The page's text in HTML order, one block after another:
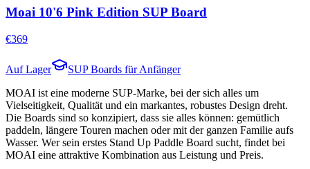
Moai 10'6 Pink Edition SUP Board
€369
Auf Lager
SUP Boards für Anfänger
MOAI ist eine moderne SUP-Marke, bei der sich alles um
Vielseitigkeit, Qualität und ein markantes, robustes Design dreht.
Die Boards sind so konzipiert, dass sie alles können: gemütlich
paddeln, längere Touren machen oder mit der ganzen Familie aufs
Wasser. Wer sein erstes Stand Up Paddle Board sucht, findet bei
MOAI eine attraktive Kombination aus Leistung und Preis.